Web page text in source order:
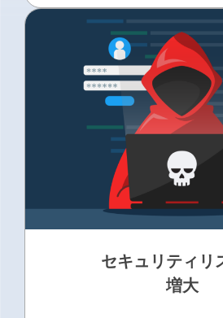
セキュリティリ
増⼤